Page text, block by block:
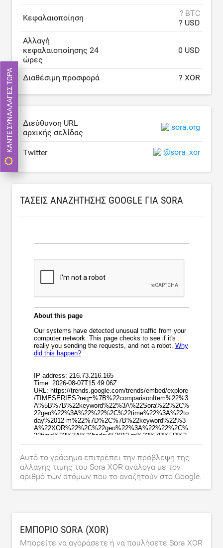
Κεφαλαιοποίηση
? BTC
? USD
Αλλαγή
κεφαλαιοποίησης 24
ώρες
0 USD
Διαθέσιμη προσφορά ? XOR
Διεύθυνση URL
αρχικής σελίδας
sora.org
Twitter @sora_xor
ΤΆΣΕΙΣ ΑΝΑΖΉΤΗΣΗΣ GOOGLE ΓΙΑ SORA
Αυτό το γράφημα επιτρέπει την πρόβλεψη της
αλλαγής τιμής του Sora XOR ανάλογα με τον
αριθμό των ατόμων που το αναζητούν στο Google.
ΕΜΠΌΡΙΟ SORA (XOR)
Μπορείτε να αγοράσετε ή να πουλήσετε Sora XOR
ΚΆΝΤΕ ΣΥΝΑΛΛΑΓΈΣ ΤΏΡΑ